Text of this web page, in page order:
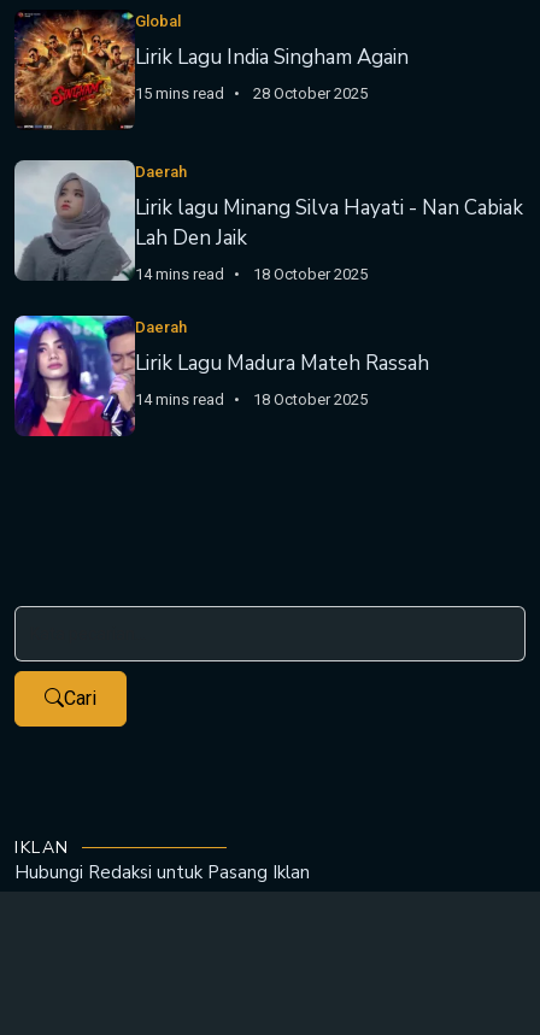
Global
Lirik Lagu India Singham Again
15 mins read 28 October 2025
Daerah
Lirik lagu Minang Silva Hayati - Nan Cabiak
Lah Den Jaik
14 mins read 18 October 2025
Daerah
Lirik Lagu Madura Mateh Rassah
14 mins read 18 October 2025
Cari
IKLAN
Hubungi Redaksi untuk Pasang Iklan